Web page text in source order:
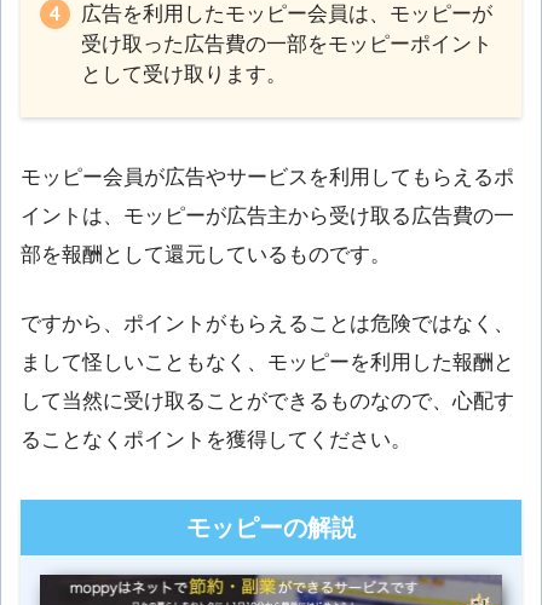
広告を利用したモッピー会員は、モッピーが
受け取った広告費の一部をモッピーポイント
として受け取ります。
モッピー会員が広告やサービスを利用してもらえるポ
イントは、モッピーが広告主から受け取る広告費の一
部を報酬として還元しているものです。
ですから、ポイントがもらえることは危険ではなく、
まして怪しいこともなく、モッピーを利用した報酬と
して当然に受け取ることができるものなので、心配す
ることなくポイントを獲得してください。
モッピーの解説